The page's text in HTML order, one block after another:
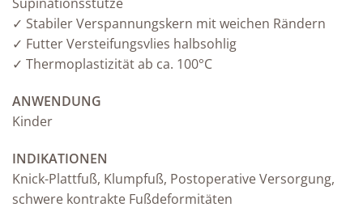
✓ Stabiler Verspannungskern mit weichen Rändern
✓ Futter Versteifungsvlies halbsohlig
✓ Thermoplastizität ab ca. 100°C
ANWENDUNG
Kinder
INDIKATIONEN
Knick-Plattfuß, Klumpfuß, Postoperative Versorgung,
schwere kontrakte Fußdeformitäten